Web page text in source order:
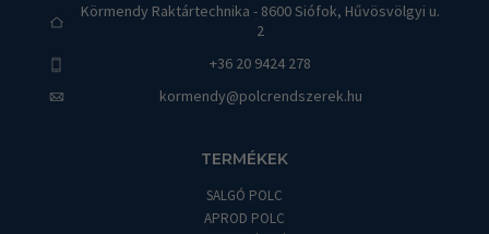
Körmendy Raktártechnika - 8600 Siófok, Hűvösvölgyi u.
2
+36 20 9424 278
kormendy@polcrendszerek.hu
TERMÉKEK
SALGÓ POLC
APROD POLC